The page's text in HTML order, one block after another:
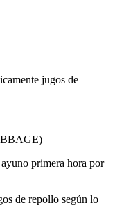
jugos de
primera hora por
de repollo según lo